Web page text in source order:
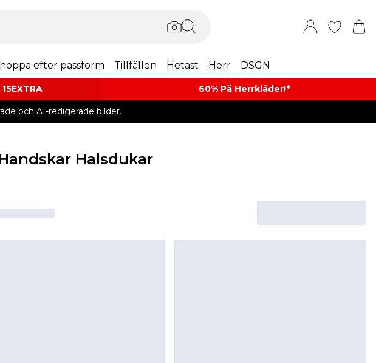
efter passform Tillfällen Hetast Herr DSGN
60% På Herrkläder!*​
och AI-redigerade bilder.
Halsdukar